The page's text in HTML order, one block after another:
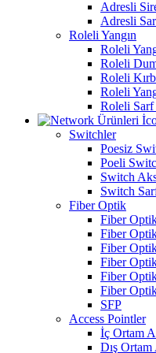
Adresli
Adresli
Roleli Yangın
Roleli
Roleli
Roleli
Roleli
Roleli Sarf
Switchler
Poesiz
Poeli
Switch
Switch
Fiber Optik
Fiber
Fiber
Fiber
Fiber
Fiber
Fiber
SFP
Access Pointler
İç Ortam
Dış